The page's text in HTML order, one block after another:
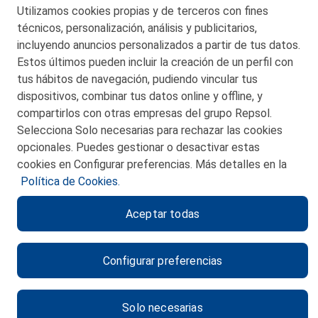
© 2026 Petronor S.A.
CONTACTO
MAPA WEB
POLITICA DE PRIVACIDAD
POLITICA DE COOKIES
CANAL DE ÉTICA
Utilizamos cookies propias y de terceros con fines
técnicos, personalización, análisis y publicitarios,
incluyendo anuncios personalizados a partir de tus datos.
Estos últimos pueden incluir la creación de un perfil con
tus hábitos de navegación, pudiendo vincular tus
dispositivos, combinar tus datos online y offline, y
compartirlos con otras empresas del grupo Repsol.
Selecciona Solo necesarias para rechazar las cookies
opcionales. Puedes gestionar o desactivar estas
cookies en Configurar preferencias. Más detalles en la
Política de Cookies.
Configurar preferencias
Solo necesarias
Aceptar todas